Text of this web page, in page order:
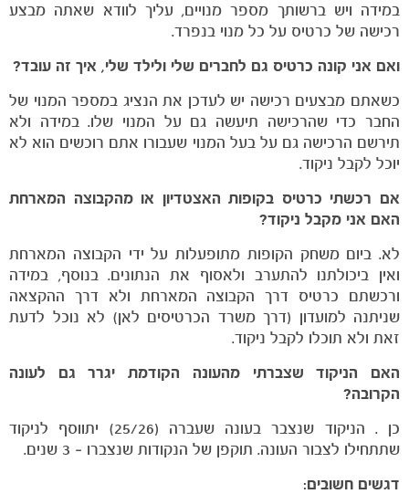
במידה ויש ברשותך מספר מנויים, עליך לוודא שאתה מבצע
רכישה של כרטיס על כל מנוי בנפרד.
ואם אני קונה כרטיס גם לחברים שלי ולילד שלי, איך זה עובד?
כשאתם מבצעים רכישה יש לעדכן את הנציג במספר המנוי של
החבר כדי שהרכישה תיעשה גם על המנוי שלו. במידה ולא
תירשם הרכישה גם על בעל המנוי שעבורו אתם רוכשים הוא לא
יוכל לקבל ניקוד.
אם רכשתי כרטיס בקופות האצטדיון או מהקבוצה המארחת
האם אני מקבל ניקוד?
לא. ביום משחק הקופות מתופעלות על ידי הקבוצה המארחת
ואין ביכולתנו להתערב ולאסוף את הנתונים. בנוסף, במידה
ורכשתם כרטיס דרך הקבוצה המארחת ולא דרך ההקצאה
שניתנה למועדון (דרך משרד הכרטיסים לאן) לא נוכל לדעת
זאת ולא תוכלו לקבל ניקוד.
האם הניקוד שצברתי מהעונה הקודמת יגרר גם לעונה
הקרובה?
כן . הניקוד שנצבר בעונה שעברה (25/26) יתווסף לניקוד
שתתחילו לצבור העונה. תוקפן של הנקודות שנצברו – 3 שנים.
דגשים חשובים: